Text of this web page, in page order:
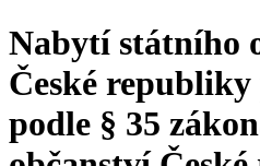
Nabytí státního
České
podle § 35